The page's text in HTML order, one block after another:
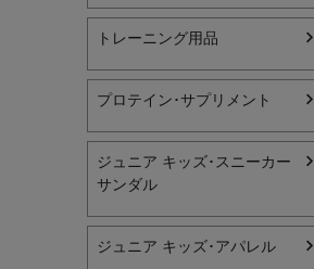
トレーニング用品
プロテイン･サプリメント
ジュニア キッズ･スニーカー
サンダル
ジュニア キッズ･アパレル